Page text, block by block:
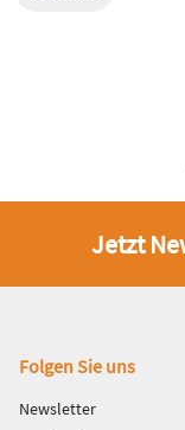
Jetzt
Fußbereich
Folgen Sie uns
Newsletter